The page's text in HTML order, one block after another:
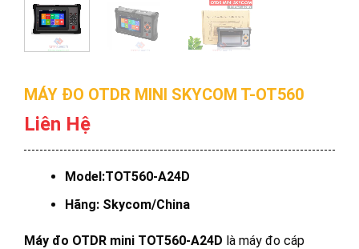
MÁY ĐO OTDR MINI SKYCOM T-OT560
Liên Hệ
Model:TOT560-A24D
Hãng: Skycom/China
Máy đo OTDR mini TOT560-A24D là máy đo cáp